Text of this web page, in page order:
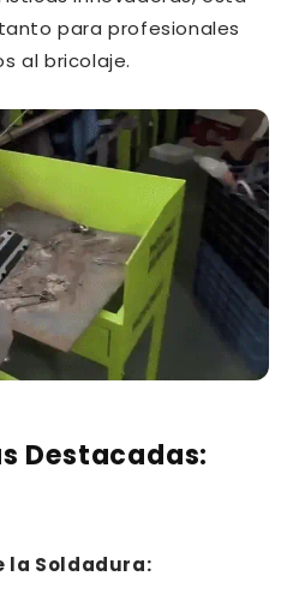
para profesionales
al bricolaje.
Destacadas:
la Soldadura: